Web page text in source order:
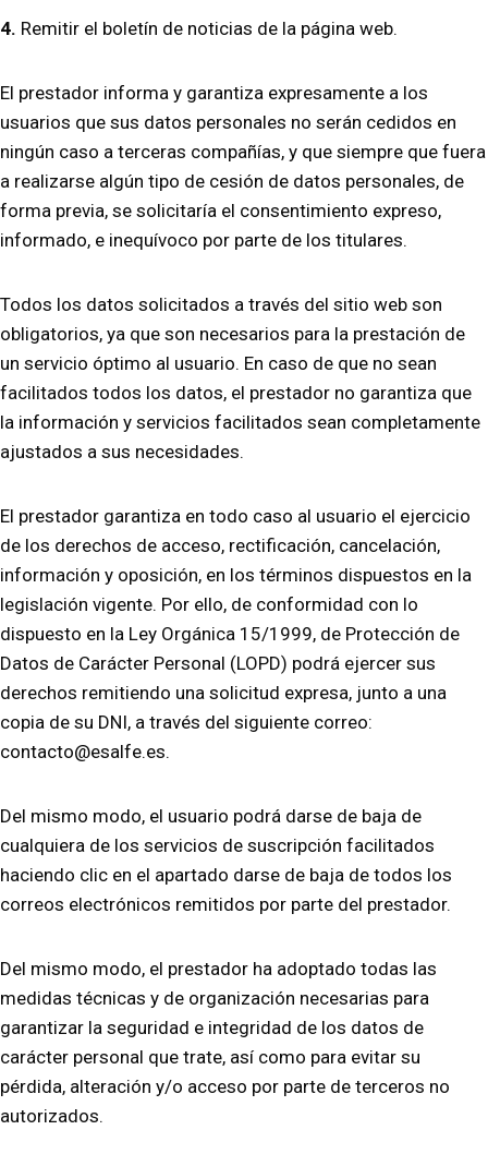
4. Remitir el boletín de noticias de la página web.
El prestador informa y garantiza expresamente a los
usuarios que sus datos personales no serán cedidos en
ningún caso a terceras compañías, y que siempre que fuera
a realizarse algún tipo de cesión de datos personales, de
forma previa, se solicitaría el consentimiento expreso,
informado, e inequívoco por parte de los titulares.
Todos los datos solicitados a través del sitio web son
obligatorios, ya que son necesarios para la prestación de
un servicio óptimo al usuario. En caso de que no sean
facilitados todos los datos, el prestador no garantiza que
la información y servicios facilitados sean completamente
ajustados a sus necesidades.
El prestador garantiza en todo caso al usuario el ejercicio
de los derechos de acceso, rectificación, cancelación,
información y oposición, en los términos dispuestos en la
legislación vigente. Por ello, de conformidad con lo
dispuesto en la Ley Orgánica 15/1999, de Protección de
Datos de Carácter Personal (LOPD) podrá ejercer sus
derechos remitiendo una solicitud expresa, junto a una
copia de su DNI, a través del siguiente correo:
contacto@esalfe.es.
Del mismo modo, el usuario podrá darse de baja de
cualquiera de los servicios de suscripción facilitados
haciendo clic en el apartado darse de baja de todos los
correos electrónicos remitidos por parte del prestador.
Del mismo modo, el prestador ha adoptado todas las
medidas técnicas y de organización necesarias para
garantizar la seguridad e integridad de los datos de
carácter personal que trate, así como para evitar su
pérdida, alteración y/o acceso por parte de terceros no
autorizados.